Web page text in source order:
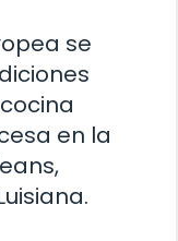
se
en la